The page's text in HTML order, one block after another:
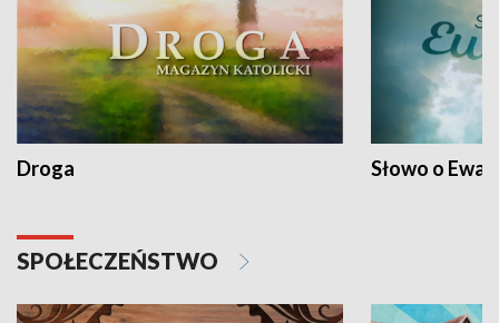
Droga Słowo o
SPOŁECZEŃSTWO